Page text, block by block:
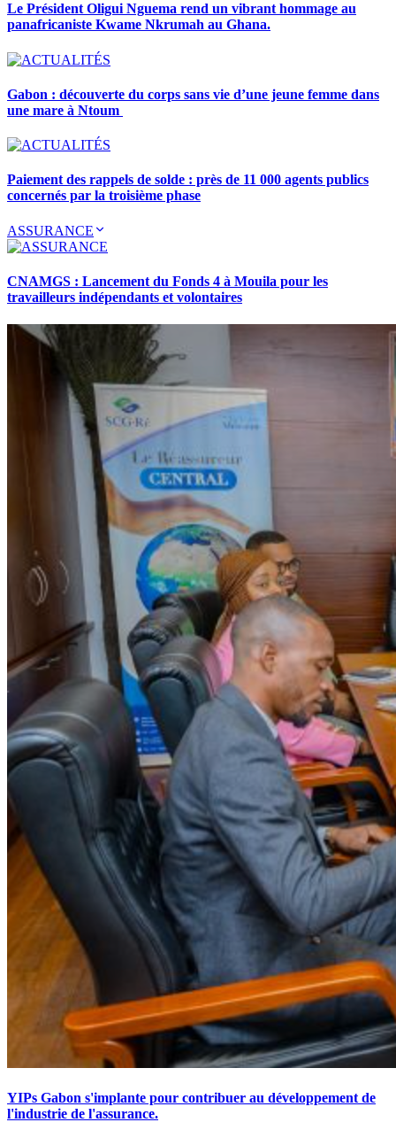
Le Président Oligui Nguema rend un vibrant hommage au
panafricaniste Kwame Nkrumah au Ghana.
Gabon : découverte du corps sans vie d’une jeune femme dans
une mare à Ntoum
Paiement des rappels de solde : près de 11 000 agents publics
concernés par la troisième phase
ASSURANCE
CNAMGS : Lancement du Fonds 4 à Mouila pour les
travailleurs indépendants et volontaires
YIPs Gabon s'implante pour contribuer au développement de
l'industrie de l'assurance.